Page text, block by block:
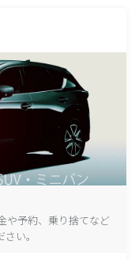
や予約、乗り捨てなど
い。